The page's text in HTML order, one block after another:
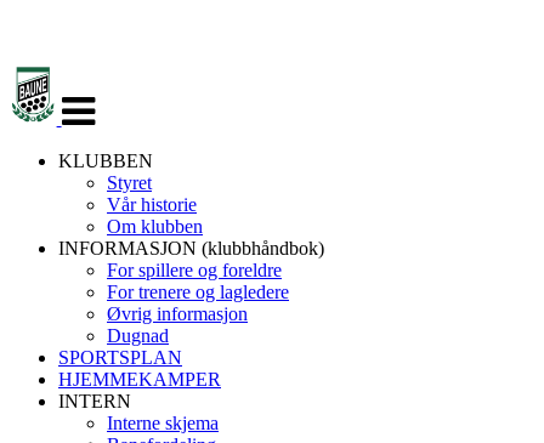
navigasjon
KLUBBEN
Styret
Vår historie
Om klubben
INFORMASJON (klubbhåndbok)
For spillere og foreldre
For trenere og lagledere
Øvrig informasjon
Dugnad
SPORTSPLAN
HJEMMEKAMPER
INTERN
Interne skjema